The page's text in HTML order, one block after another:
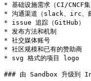
* 基础设施需求（CI/CNCF集
* 沟通渠道（slack、irc、邮
* issue 追踪（GitHub）
* 发布方法和机制
* 社交媒体账号
* 社区规模和已有的赞助商
* svg 格式的项目 logo
### 由 Sandbox 升级到